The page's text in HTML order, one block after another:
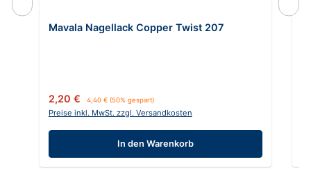
Mavala Nagellack Copper Twist 207
Verkaufspreis:
2,20 € Regulärer Preis:
4,40 € (50% gespart)
Preise inkl. MwSt. zzgl. Versandkosten
In den Warenkorb